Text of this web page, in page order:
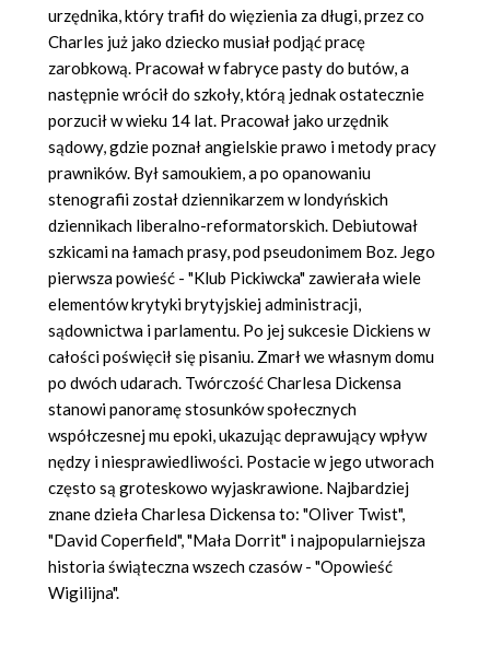
urzędnika, który trafił do więzienia za długi, przez co
Charles już jako dziecko musiał podjąć pracę
zarobkową. Pracował w fabryce pasty do butów, a
następnie wrócił do szkoły, którą jednak ostatecznie
porzucił w wieku 14 lat. Pracował jako urzędnik
sądowy, gdzie poznał angielskie prawo i metody pracy
prawników. Był samoukiem, a po opanowaniu
stenografii został dziennikarzem w londyńskich
dziennikach liberalno-reformatorskich. Debiutował
szkicami na łamach prasy, pod pseudonimem Boz. Jego
pierwsza powieść - "Klub Pickiwcka" zawierała wiele
elementów krytyki brytyjskiej administracji,
sądownictwa i parlamentu. Po jej sukcesie Dickiens w
całości poświęcił się pisaniu. Zmarł we własnym domu
po dwóch udarach. Twórczość Charlesa Dickensa
stanowi panoramę stosunków społecznych
współczesnej mu epoki, ukazując deprawujący wpływ
nędzy i niesprawiedliwości. Postacie w jego utworach
często są groteskowo wyjaskrawione. Najbardziej
znane dzieła Charlesa Dickensa to: "Oliver Twist",
"David Coperfield", "Mała Dorrit" i najpopularniejsza
historia świąteczna wszech czasów - "Opowieść
Wigilijna".